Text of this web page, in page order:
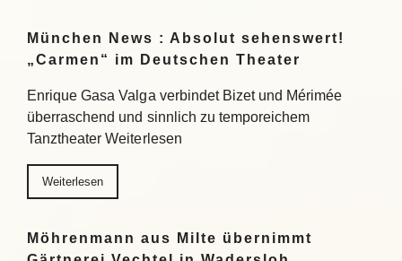
München News : Absolut sehenswert!
„Carmen“ im Deutschen Theater
Enrique Gasa Valga verbindet Bizet und Mérimée
überraschend und sinnlich zu temporeichem
Tanztheater Weiterlesen
Weiterlesen
Möhrenmann aus Milte übernimmt